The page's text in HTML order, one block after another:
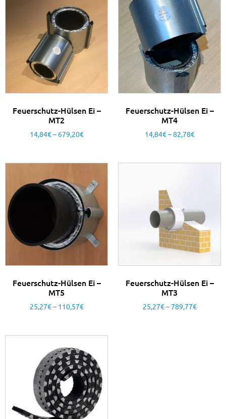
Feuerschutz-Hülsen Ei –
MT2
14,84€– 679,20€
Feuerschutz-Hülsen Ei –
MT4
14,84€–82,78€
Feuerschutz-Hülsen Ei –
MT5
25,27€– 110,57€
Feuerschutz-Hülsen Ei –
MT3
25,27€–789,77€